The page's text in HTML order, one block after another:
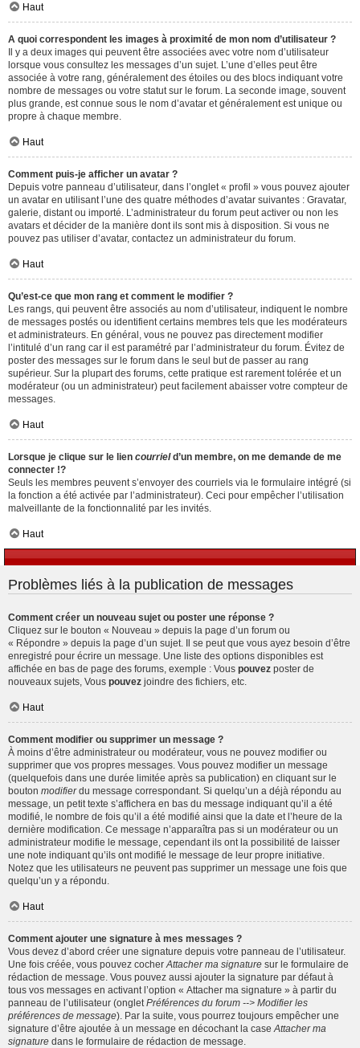
Haut
A quoi correspondent les images à proximité de mon nom d’utilisateur ?
Il y a deux images qui peuvent être associées avec votre nom d’utilisateur
lorsque vous consultez les messages d’un sujet. L’une d’elles peut être
associée à votre rang, généralement des étoiles ou des blocs indiquant votre
nombre de messages ou votre statut sur le forum. La seconde image, souvent
plus grande, est connue sous le nom d’avatar et généralement est unique ou
propre à chaque membre.
Haut
Comment puis-je afficher un avatar ?
Depuis votre panneau d’utilisateur, dans l’onglet « profil » vous pouvez ajouter
un avatar en utilisant l’une des quatre méthodes d’avatar suivantes : Gravatar,
galerie, distant ou importé. L’administrateur du forum peut activer ou non les
avatars et décider de la manière dont ils sont mis à disposition. Si vous ne
pouvez pas utiliser d’avatar, contactez un administrateur du forum.
Haut
Qu’est-ce que mon rang et comment le modifier ?
Les rangs, qui peuvent être associés au nom d’utilisateur, indiquent le nombre
de messages postés ou identifient certains membres tels que les modérateurs
et administrateurs. En général, vous ne pouvez pas directement modifier
l’intitulé d’un rang car il est paramétré par l’administrateur du forum. Évitez de
poster des messages sur le forum dans le seul but de passer au rang
supérieur. Sur la plupart des forums, cette pratique est rarement tolérée et un
modérateur (ou un administrateur) peut facilement abaisser votre compteur de
messages.
Haut
Lorsque je clique sur le lien courrield’un membre, on me demande de me
connecter !?
Seuls les membres peuvent s’envoyer des courriels via le formulaire intégré (si
la fonction a été activée par l’administrateur). Ceci pour empêcher l’utilisation
malveillante de la fonctionnalité par les invités.
Haut
Problèmes liés à la publication de messages
Comment créer un nouveau sujet ou poster une réponse ?
Cliquez sur le bouton « Nouveau » depuis la page d’un forum ou
« Répondre » depuis la page d’un sujet. Il se peut que vous ayez besoin d’être
enregistré pour écrire un message. Une liste des options disponibles est
affichée en bas de page des forums, exemple : Vous pouvez poster de
nouveaux sujets, Vous pouvez joindre des fichiers, etc.
Haut
Comment modifier ou supprimer un message ?
À moins d’être administrateur ou modérateur, vous ne pouvez modifier ou
supprimer que vos propres messages. Vous pouvez modifier un message
(quelquefois dans une durée limitée après sa publication) en cliquant sur le
bouton modifierdu message correspondant. Si quelqu’un a déjà répondu au
message, un petit texte s’affichera en bas du message indiquant qu’il a été
modifié, le nombre de fois qu’il a été modifié ainsi que la date et l’heure de la
dernière modification. Ce message n’apparaîtra pas si un modérateur ou un
administrateur modifie le message, cependant ils ont la possibilité de laisser
une note indiquant qu’ils ont modifié le message de leur propre initiative.
Notez que les utilisateurs ne peuvent pas supprimer un message une fois que
quelqu’un y a répondu.
Haut
Comment ajouter une signature à mes messages ?
Vous devez d’abord créer une signature depuis votre panneau de l’utilisateur.
Une fois créée, vous pouvez cocher Attacher ma signature sur le formulaire de
rédaction de message. Vous pouvez aussi ajouter la signature par défaut à
tous vos messages en activant l’option « Attacher ma signature » à partir du
panneau de l’utilisateur (onglet Préférences du forum --> Modifier les
préférences de message). Par la suite, vous pourrez toujours empêcher une
signature d’être ajoutée à un message en décochant la case Attacher ma
signature dans le formulaire de rédaction de message.